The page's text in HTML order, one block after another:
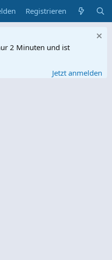
Registrieren
2 Minuten und ist
Jetzt anmelden